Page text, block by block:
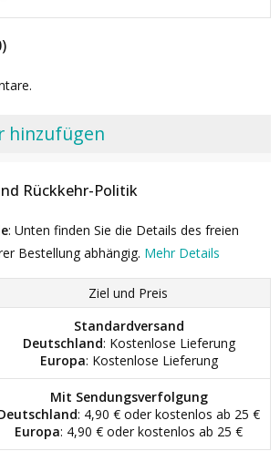
hinzufügen
Rückkehr-Politik
: Unten finden Sie die Details des freien
Bestellung abhängig. Mehr Details
Ziel und Preis
Standardversand
Deutschland: Kostenlose Lieferung
Europa: Kostenlose Lieferung
Mit Sendungsverfolgung
: 4,90 € oder kostenlos ab 25 €
Europa: 4,90 € oder kostenlos ab 25 €